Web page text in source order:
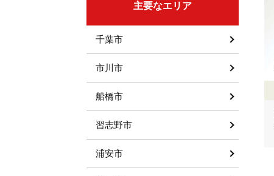
主要なエリア
千葉市
市川市
船橋市
習志野市
浦安市